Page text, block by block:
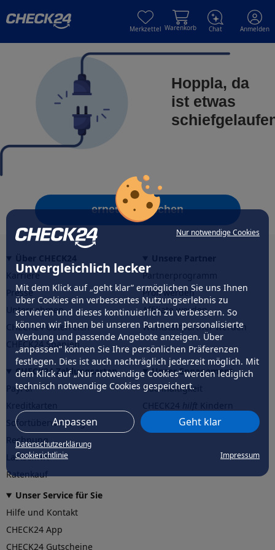
Nur notwendige Cookies
Unvergleichlich lecker
Mit dem Klick auf „geht klar” ermöglichen Sie uns Ihnen
über Cookies ein verbessertes Nutzungserlebnis zu
servieren und dieses kontinuierlich zu verbessern. So
können wir Ihnen bei unseren Partnern personalisierte
Werbung und passende Angebote anzeigen. Über
„anpassen” können Sie Ihre persönlichen Präferenzen
festlegen. Dies ist auch nachträglich jederzeit möglich. Mit
dem Klick auf „Nur notwendige Cookies” werden lediglich
technisch notwendige Cookies gespeichert.
Anpassen Geht klar
Datenschutzerklärung
Cookierichtlinie
Impressum
Merkzettel Warenkorb Chat Anmelden
Hoppla, da
ist etwas
erneut versuchen
Karriere
Presse
Unternehmen
CHECK24 Österreich
CHECK24 Spanien
Partnerprogramm
Profi werden
Affiliate werden
Werkstattpartner werden
CHECK24 Zahlungsarten
PayPal
Sofortüberweisung
Rechnung
Lastschrift
Ratenkauf
Unser Engagement
Nachhaltigkeit
CHECK24hilftder Natur
Unser Service für Sie
Hilfe und Kontakt
CHECK24 App
CHECK24 Gutscheine